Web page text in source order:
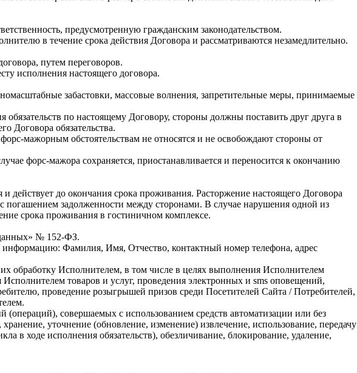
предусмотренную гражданским законодательством.
в течение срока действия Договора и рассматриваются незамедлительно.
путем переговоров.
исполнения настоящего договора.
забастовки, массовые волнения, запретительные меры, принимаемые
по настоящему Договору, стороны должны поставить друг друга в
Договора обязательства.
мажорным обстоятельствам не относятся и не освобождают стороны от
форс-мажора сохраняется, приостанавливается и переносится к окончанию
действует до окончания срока проживания. Расторжение настоящего Договора
погашением задолженности между сторонами. В случае нарушения одной из
срока проживания в гостиничном комплексе.
данных» № 152-ФЗ.
Фамилия, Имя, Отчество, контактный номер телефона, адрес
обработку Исполнителем, в том числе в целях выполнения Исполнителем
товаров и услуг, проведения электронных и sms оповещений,
проведение розыгрышей призов среди Посетителей Сайта / Потребителей,
совершаемых с использованием средств автоматизации или без
уточнение (обновление, изменение) извлечение, использование, передачу
в ходе исполнения обязательств), обезличивание, блокирование, удаление,